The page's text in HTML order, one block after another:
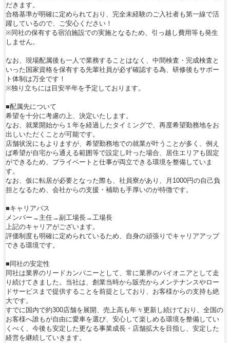
だきます。
合格基準が明確に定められており、完全未経験のご入社者も第一線で活
躍しているので、ご安心ください！
※同社の保有する宿泊施設での実施となるため、引っ越し費用等も発生
しません。
なお、現場配属後も一人で業務することはなく、中間検査・完成検査と
いった国家資格を保有する先輩社員が必ず確認する為、研修後もサポー
ト体制は万全です！
※独り立ちには目安半年を予定しております。
■配属先について
希望を十分に考慮の上、決定いたします。
なお、就業開始から１年を経過したタイミングで、再度希望勤務地をお
出しいただくことが可能です。
店舗状況にもよりますが、希望勤務地での就業が叶うことが多く、例え
ば希望が自宅から通える範囲等で設定し叶った場合、居住エリアも固定
ができるため、プライベートと仕事が両立できる環境を整備していま
す。
なお、仮に転居が必要となった際も、社員寮があり、月1000円の自己負
担となるため、会社からの支援・補助も手厚いのが特徴です。
■キャリアパス
メンバー→主任→副工場長→工場長
上記のキャリアがございます。
評価制度も明確に定められているため、自身の頑張りでキャリアアップ
できる環境です。
■同社の安定性
同社は業界のリードカンパニーとして、常に業界のパイオニアとして走
り続けてきました。当社は、創業当時から販売からメンテナンスやロー
ドサービスまで提供することを前提としており、お客様からの支持も絶
大です。
すでに国内で約300店舗を展開、売上高も年々更新し続けており、全国の
お客様へ誰もが自由に愛車を選び、安心して楽しめる環境を整備してい
くべく、今後も安定した更なる事業成長・店舗拡大を目指し、安定した
経営を継続していきます。